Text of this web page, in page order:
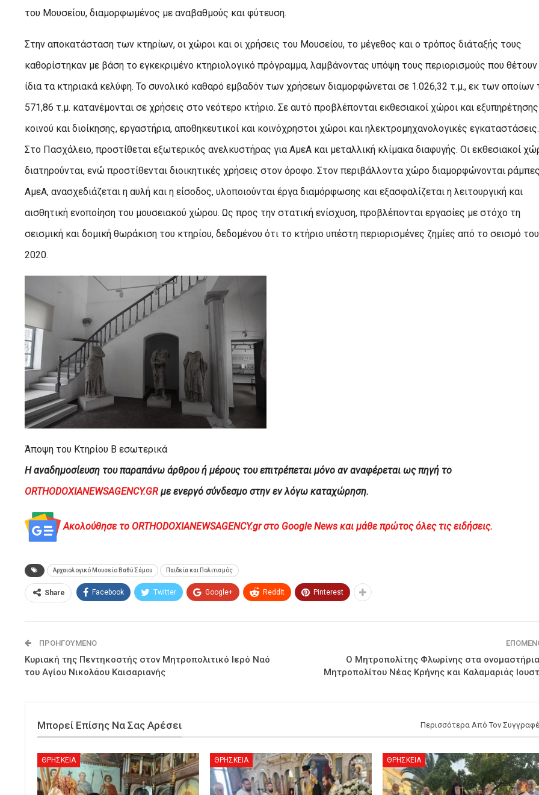
του Μουσείου, διαμορφωμένος με αναβαθμούς και φύτευση.
Στην αποκατάσταση των κτηρίων, οι χώροι και οι χρήσεις του Μουσείου, το μέγεθος και ο τρόπος διάταξής τους
καθορίστηκαν με βάση το εγκεκριμένο κτηριολογικό πρόγραμμα, λαμβάνοντας υπόψη τους περιορισμούς που
ίδια τα κτηριακά κελύφη. Το συνολικό καθαρό εμβαδόν των χρήσεων διαμορφώνεται σε 1.026,32 τ.μ., εκ των οποίων
571,86 τ.μ. κατανέμονται σε χρήσεις στο νεότερο κτήριο. Σε αυτό προβλέπονται εκθεσιακοί χώροι και εξυπηρέτησης
κοινού και διοίκησης, εργαστήρια, αποθηκευτικοί και κοινόχρηστοι χώροι και ηλεκτρομηχανολογικές εγκαταστάσεις.
Στο Πασχάλειο, προστίθεται εξωτερικός ανελκυστήρας για ΑμεΑ και μεταλλική κλίμακα διαφυγής. Οι εκθεσιακοί
διατηρούνται, ενώ προστίθενται διοικητικές χρήσεις στον όροφο. Στον περιβάλλοντα χώρο διαμορφώνονται
ΑμεΑ, ανασχεδιάζεται η αυλή και η είσοδος, υλοποιούνται έργα διαμόρφωσης και εξασφαλίζεται η λειτουργική και
αισθητική ενοποίηση του μουσειακού χώρου. Ως προς την στατική ενίσχυση, προβλέπονται εργασίες με στόχο τη
σεισμική και δομική θωράκιση του κτηρίου, δεδομένου ότι το κτήριο υπέστη περιορισμένες ζημίες από το σεισμό του
2020.
Άποψη του Κτηρίου Β εσωτερικά
H αναδημοσίευση του παραπάνω άρθρου ή μέρους του επιτρέπεται μόνο αν αναφέρεται ως πηγή το
ORTHODOXIANEWSAGENCY.GR με ενεργό σύνδεσμο στην εν λόγω καταχώρηση.
Ακολούθησε το ORTHODOXIANEWSAGENCY.gr στο Google News και μάθε πρώτος όλες τις ειδήσεις.
Αρχαιολογικό Μουσείο Βαθύ Σάμου Παιδεία και Πολιτισμός
Share Facebook Twitter Google+ ReddIt Pinterest
ΠΡΟΗΓΟΎΜΕΝΟ
Κυριακή της Πεντηκοστής στον Μητροπολιτικό Ιερό Ναό
του Αγίου Νικολάου Καισαριανής
Ο Μητροπολίτης Φλωρίνης στα
Μητροπολίτου Νέας Κρήνης και Καλαμαριάς
Μπορεί Επίσης Να Σας Αρέσει Περισσότερα Από Τον
ΘΡΗΣΚΕΙΑ ΘΡΗΣΚΕΙΑ ΘΡΗΣΚΕΙΑ